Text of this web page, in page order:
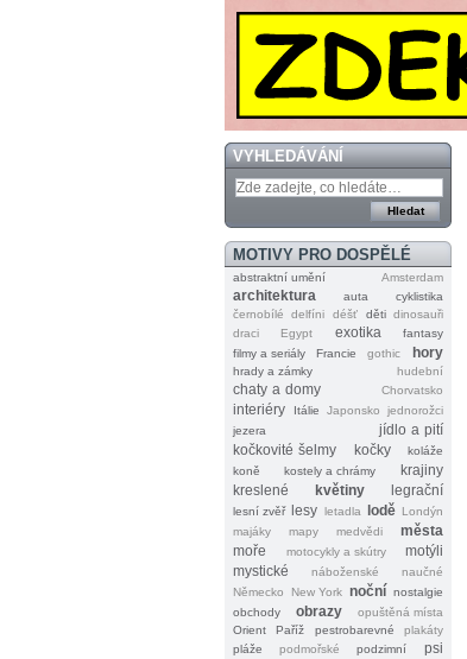
VYHLEDÁVÁNÍ
MOTIVY PRO DOSPĚLÉ
abstraktní umění Amsterdam
architektura auta
cyklistika
černobílé
delfíni déšť děti dinosauři
draci
Egypt exotika
fantasy
filmy a seriály
Francie gothic hory
hrady a zámky hudební
chaty a domy Chorvatsko
interiéry Itálie Japonsko
jednorožci
jezera
jídlo a pití
kočkovité šelmy
kočky
koláže
koně
kostely a chrámy
krajiny
kreslené
květiny legrační
lesní zvěř lesy letadla lodě Londýn
majáky
mapy medvědi
města
moře
motocykly a skútry
motýli
mystické
náboženské
naučné
Německo
New York noční nostalgie
obchody
obrazy
opuštěná místa
Orient
Paříž pestrobarevné
plakáty
pláže
podmořské podzimní
psi